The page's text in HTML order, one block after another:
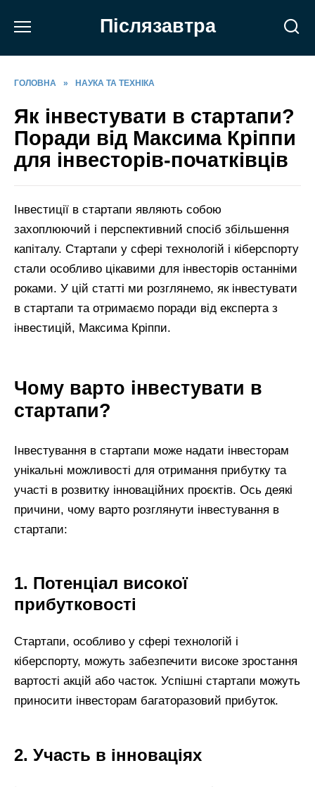
Післязавтра
ГОЛОВНА » НАУКА ТА ТЕХНІКА
Як інвестувати в стартапи?
Поради від Максима Кріппи
для інвесторів-початківців
Інвестиції в стартапи являють собою
захоплюючий і перспективний спосіб збільшення
капіталу. Стартапи у сфері технологій і кіберспорту
стали особливо цікавими для інвесторів останніми
роками. У цій статті ми розглянемо, як інвестувати
в стартапи та отримаємо поради від експерта з
інвестицій, Максима Кріппи.
Чому варто інвестувати в
стартапи?
Інвестування в стартапи може надати інвесторам
унікальні можливості для отримання прибутку та
участі в розвитку інноваційних проєктів. Ось деякі
причини, чому варто розглянути інвестування в
стартапи:
1. Потенціал високої
прибутковості
Стартапи, особливо у сфері технологій і
кіберспорту, можуть забезпечити високе зростання
вартості акцій або часток. Успішні стартапи можуть
приносити інвесторам багаторазовий прибуток.
2. Участь в інноваціях